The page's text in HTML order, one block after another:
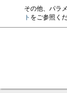
その他、パラ
ト をご参照く